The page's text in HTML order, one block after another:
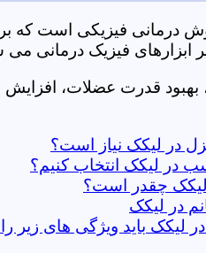
درمانی فیزیکی است
درمانی می شود. 09106210197 خانم دکتر
بهبود قدرت عضلات،
در لیکک نیاز است؟
در لیکک انتخاب کنیم؟
لیکک چقدر است؟
در لیکک
لیکک باید ویژگی های زیر